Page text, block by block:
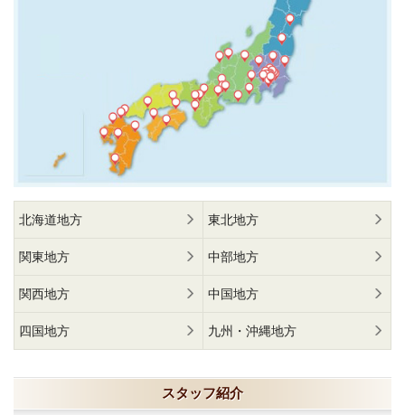
北海道地方 東北地方
関東地方 中部地方
関西地方 中国地方
四国地方 九州・沖縄地方
スタッフ紹介